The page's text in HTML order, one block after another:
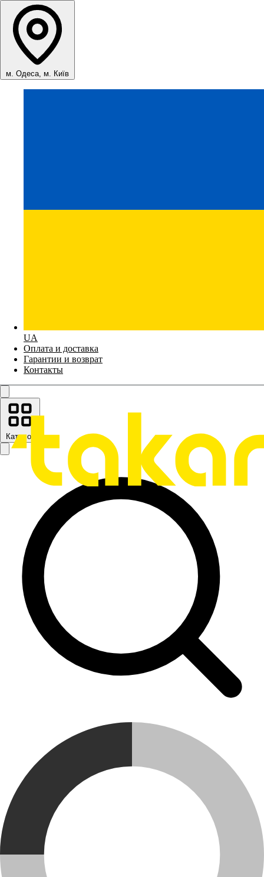
м. Одеса, м. Київ
UA
Оплата и доставка
Гарантии и возврат
Контакты
Каталог